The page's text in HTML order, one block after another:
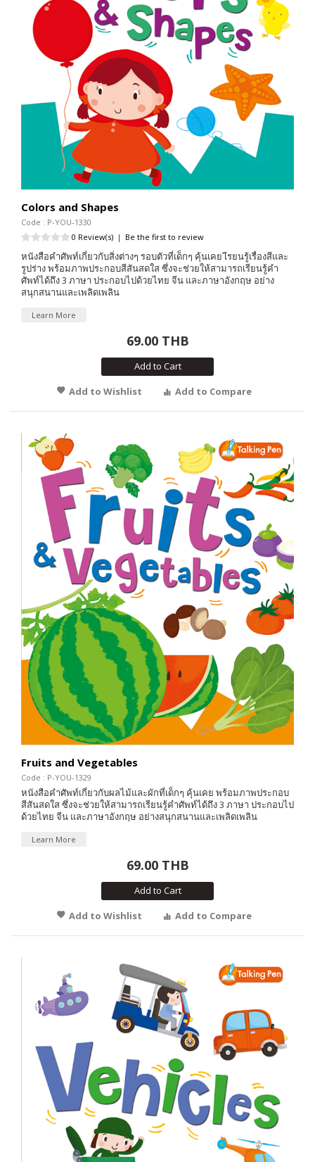
Colors and Shapes
Code : P-YOU-1330
0 Review(s) | Be the first to review
หนังสือคำศัพท์เกี่ยวกับสิ่งต่างๆ รอบตัวที่เด็กๆ คุ้นเคย เีรยนรู้เรื่องสีและ
รูปร่าง พร้อมภาพประกอบสีสันสดใส ซึ่งจะช่วยให้สามารถเรียนรู้คำ
ศัพท์ได้ถึง 3 ภาษา ประกอบไปด้วยไทย จีน และภาษาอังกฤษ อย่าง
สนุกสนานและเพลิดเพลิน
Learn More
69.00 THB
Add to Cart
Add to Wishlist
Add to Compare
Fruits and Vegetables
Code : P-YOU-1329
หนังสือคำศัพท์เกี่ยวกับผลไม้และผักที่เด็กๆ คุ้นเคย พร้อมภาพประกอบ
สีสันสดใส ซึ่งจะช่วยให้สามารถเรียนรู้คำศัพท์ได้ถึง 3 ภาษา ประกอบไป
ด้วยไทย จีน และภาษาอังกฤษ อย่างสนุกสนานและเพลิดเพลิน
Learn More
69.00 THB
Add to Cart
Add to Wishlist
Add to Compare